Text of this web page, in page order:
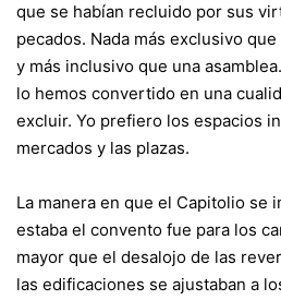
que se habían recluido por sus
pecados. Nada más exclusivo
y más inclusivo que una
lo hemos convertido en una
excluir. Yo prefiero los espacios
mercados y las plazas.
La manera en que el Capitolio se
estaba el convento fue para los
mayor que el desalojo de las
las edificaciones se ajustaban a